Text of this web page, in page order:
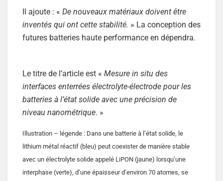
Il ajoute : « De nouveaux matériaux doivent être
inventés qui ont cette stabilité. » La conception des
futures batteries haute performance en dépendra.
Le titre de l’article est « Mesure in situ des
interfaces enterrées électrolyte-électrode pour les
batteries à l’état solide avec une précision de
niveau nanométrique. »
Illustration – légende : Dans une batterie à l’état solide, le
lithium métal réactif (bleu) peut coexister de manière stable
avec un électrolyte solide appelé LiPON (jaune) lorsqu’une
interphase (verte), d’une épaisseur d’environ 70 atomes, se